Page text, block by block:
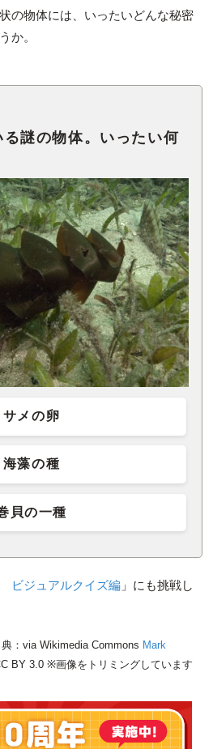
の物体には、いったいどんな秘密
か。
謎の物体。いったい何
サメの卵
海藻の種
貝の一種
ビジュアルクイズ編」にも挑戦し
：via Wikimedia Commons Mark
BY 3.0 ※画像をトリミングしています